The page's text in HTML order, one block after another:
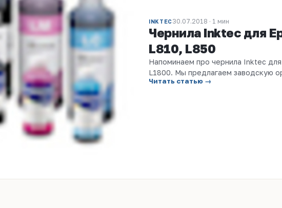
INKTEC30.07.2018 · 1 мин
Чернила Inktec для
L810, L850
Напоминаем про чернила Inktec
L1800. Мы предлагаем заводскую
Читать статью →